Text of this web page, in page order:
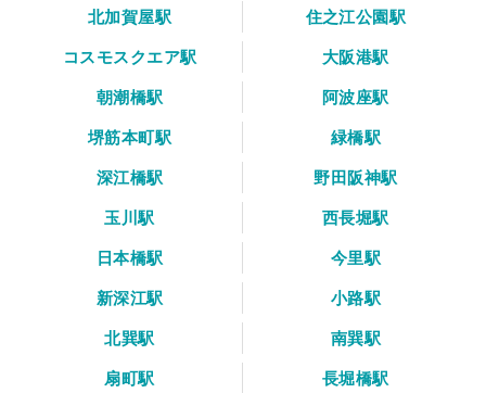
北加賀屋駅
住之江公園駅
コスモスクエア駅
大阪港駅
朝潮橋駅
阿波座駅
堺筋本町駅
緑橋駅
深江橋駅
野田阪神駅
玉川駅
西長堀駅
日本橋駅
今里駅
新深江駅
小路駅
北巽駅
南巽駅
扇町駅
長堀橋駅